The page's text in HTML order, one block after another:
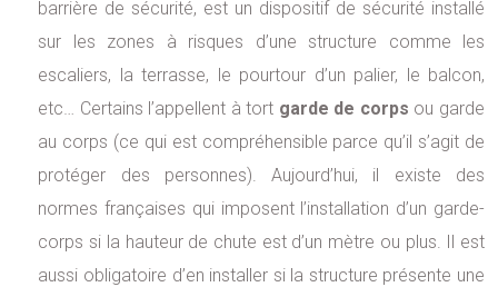
barrière de sécurité, est un dispositif de sécurité installé
sur les zones à risques d’une structure comme les
escaliers, la terrasse, le pourtour d’un palier, le balcon,
etc… Certains l’appellent à tort garde de corps ou garde
au corps (ce qui est compréhensible parce qu’il s’agit de
protéger des personnes). Aujourd’hui, il existe des
normes françaises qui imposent l’installation d’un garde-
corps si la hauteur de chute est d’un mètre ou plus. Il est
aussi obligatoire d’en installer si la structure présente une